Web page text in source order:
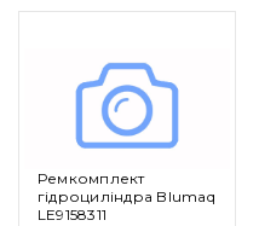
Вакансії
Каталог
Ремкомплект
гідроциліндра Blumaq
LE9158311